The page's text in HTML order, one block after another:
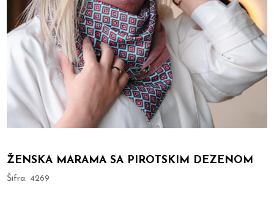
ŽENSKA MARAMA SA PIROTSKIM DEZENOM
Šifra:4269